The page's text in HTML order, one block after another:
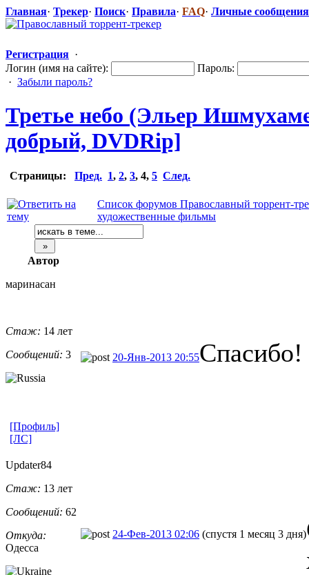
Главная· Трекер· Поиск· Правила· FAQ· Личные сообщения
Регистрация ·
Логин (имя на сайте):
Пароль:
· Забыли пароль?
Третье небо (Эльер
добрый, DVDRip]
Страницы: Пред. 1, 2, 3, 4, 5 След.
Список форумов Православный торрент-
художественные фильмы
Автор
маринасан
Стаж: 14 лет
Сообщений: 3 20-Янв-2013 20:55
[Профиль]
[ЛС]
Updater84
Стаж: 13 лет
Сообщений: 62
Откуда:
Одесса
24-Фев-2013 02:06 (спустя 1 месяц 3 дня)